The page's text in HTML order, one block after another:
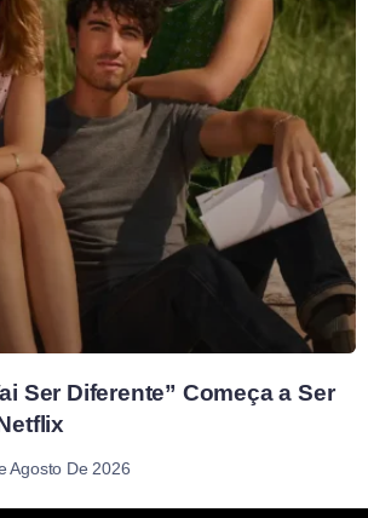
Ser Diferente” Começa a Ser
Agosto De 2026